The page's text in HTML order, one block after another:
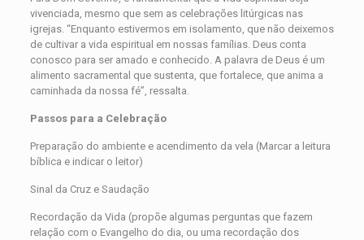
vivenciada, mesmo que sem as celebrações litúrgicas nas
igrejas. “Enquanto estivermos em isolamento, que não deixemos
de cultivar a vida espiritual em nossas famílias. Deus conta
conosco para ser amado e conhecido. A palavra de Deus é um
alimento sacramental que sustenta, que fortalece, que anima a
caminhada da nossa fé”, ressalta.
Passos para a Celebração
Preparação do ambiente e acendimento da vela (Marcar a leitura
bíblica e indicar o leitor)
Sinal da Cruz e Saudação
Recordação da Vida (propõe algumas perguntas que fazem
relação com o Evangelho do dia, ou uma recordação dos